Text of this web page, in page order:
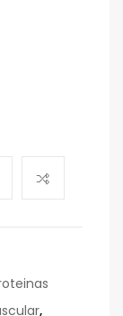
,